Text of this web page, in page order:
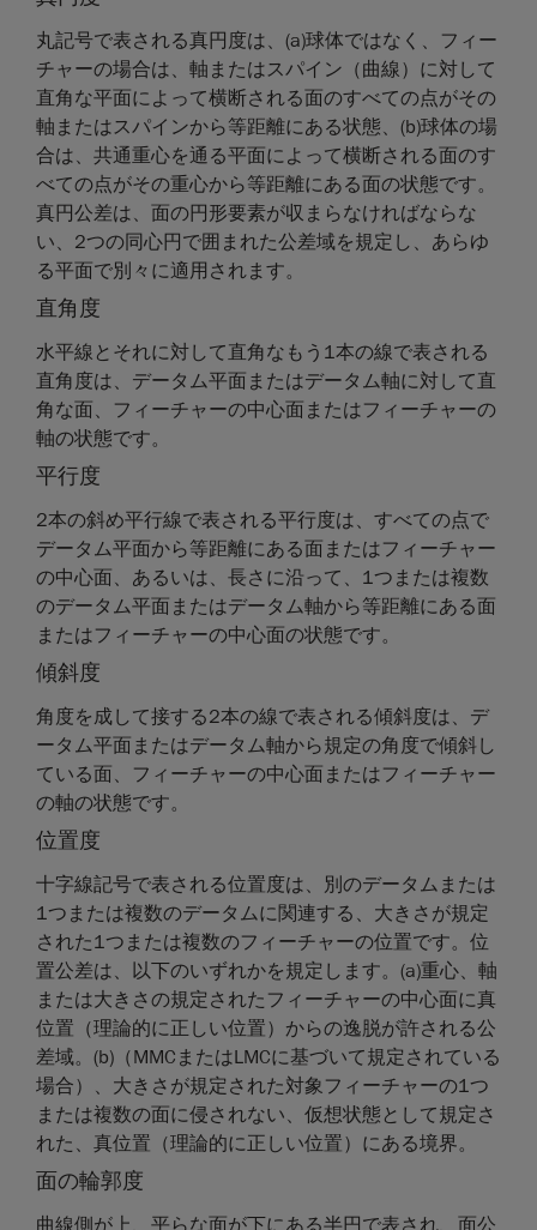
丸記号で表される真円度は、(a)球体ではなく、フィー
チャーの場合は、軸またはスパイン（曲線）に対して
直角な平面によって横断される面のすべての点がその
軸またはスパインから等距離にある状態、(b)球体の場
合は、共通重心を通る平面によって横断される面のす
べての点がその重心から等距離にある面の状態です。
真円公差は、面の円形要素が収まらなければならな
い、2つの同心円で囲まれた公差域を規定し、あらゆ
る平面で別々に適用されます。
直角度
水平線とそれに対して直角なもう1本の線で表される
直角度は、データム平面またはデータム軸に対して直
角な面、フィーチャーの中心面またはフィーチャーの
軸の状態です。
平行度
2本の斜め平行線で表される平行度は、すべての点で
データム平面から等距離にある面またはフィーチャー
の中心面、あるいは、長さに沿って、1つまたは複数
のデータム平面またはデータム軸から等距離にある面
またはフィーチャーの中心面の状態です。
傾斜度
角度を成して接する2本の線で表される傾斜度は、デ
ータム平面またはデータム軸から規定の角度で傾斜し
ている面、フィーチャーの中心面またはフィーチャー
の軸の状態です。
位置度
十字線記号で表される位置度は、別のデータムまたは
1つまたは複数のデータムに関連する、大きさが規定
された1つまたは複数のフィーチャーの位置です。位
置公差は、以下のいずれかを規定します。(a)重心、軸
または大きさの規定されたフィーチャーの中心面に真
位置（理論的に正しい位置）からの逸脱が許される公
差域。(b)（MMCまたはLMCに基づいて規定されている
場合）、大きさが規定された対象フィーチャーの1つ
または複数の面に侵されない、仮想状態として規定さ
れた、真位置（理論的に正しい位置）にある境界。
面の輪郭度
曲線側が上、平らな面が下にある半円で表され、面公